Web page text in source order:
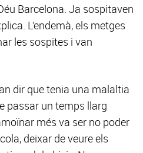
Barcelona. Ja sospitaven
L’endemà, els metges
les sospites i van
dir que tenia una malaltia
passar un temps llarg
més va ser no poder
deixar de veure els